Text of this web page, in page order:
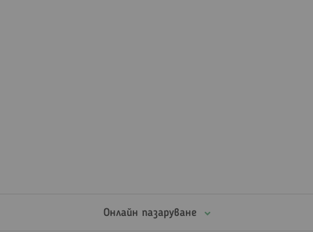
Онлайн пазаруване